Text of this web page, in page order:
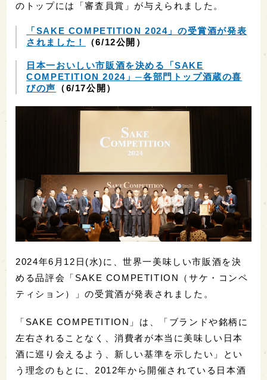
のトップには「審査員賞」が与えられました。
「SAKE COMPETITION 2024」の受賞酒が発表
されました！
（6/12公開）
日本一おいしい市販酒を決める「SAKE
COMPETITION 2024」─各部門トップ酒蔵の喜
びの声
（6/17公開）
2024年6月12日(水)に、世界一美味しい市販酒を決
める品評会「SAKE COMPETITION（サケ・コンペ
ティション）」の受賞酒が発表されました。
「SAKE COMPETITION」は、「ブランドや銘柄に
左右されることなく、消費者が本当に美味しい日本
酒に巡り会えるよう、新しい基準を示したい」とい
う理念のもとに、2012年から開催されている日本酒